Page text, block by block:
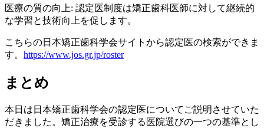
医療の質の向上: 認定医制度は矯正歯科医師に対して継続的
な学習と技術向上を促します。
こちらの日本矯正歯科学会サイトから認定医の検索ができま
す。 https://www.jos.gr.jp/roster
まとめ
本日は日本矯正歯科学会の認定医についてご説明させていた
だきました。矯正治療を受診する医院選びの一つの基準とし